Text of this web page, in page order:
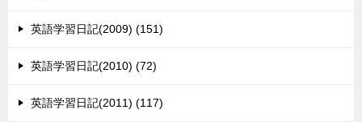
英語学習日記(2009) (151)
英語学習日記(2010) (72)
英語学習日記(2011) (117)